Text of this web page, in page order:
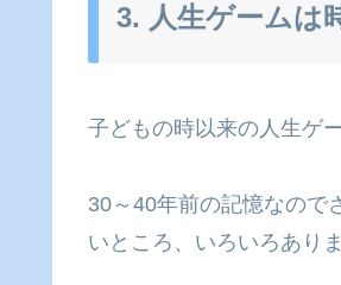
3. 人生ゲームは
子どもの時以来の人生ゲー
30～40年前の記憶なので
いところ、いろいろありま